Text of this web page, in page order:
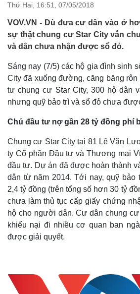
Thứ Hai, 16:51, 07/05/2018
VOV.VN - Dù đưa cư dân vào ở
sự thật chung cư Star City vẫn
và dân chưa nhận được sổ đỏ.
Sáng nay (7/5) các hộ gia đình sinh
City đã xuống đường, căng băng
tư chung cư Star City, 300 hộ dân
nhưng quỹ bảo trì và sổ đỏ chưa
Chủ đầu tư nợ gần 28 tỷ đồng phí
Chung cư Star City tại 81 Lê Văn
ty Cổ phần Đầu tư và Thương mại
đầu tư. Dự án đã được hoàn thành
dân từ năm 2014. Tới nay, quỹ
2,4 tỷ đồng (trên tổng số hơn 30 tỷ
chưa làm thủ tục cấp giấy chứng
hộ cho người dân. Cư dân chung
khiếu nại đi nhiều cơ quan ban
được giải quyết.